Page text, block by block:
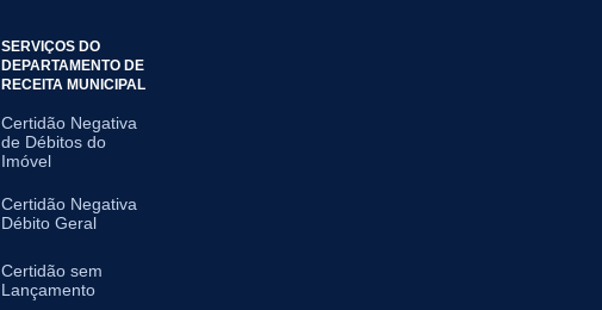
SERVIÇOS DO
DEPARTAMENTO DE
RECEITA MUNICIPAL
Certidão Negativa
de Débitos do
Imóvel
Certidão Negativa
Débito Geral
Certidão sem
Lançamento